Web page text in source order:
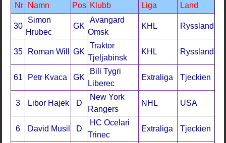
Nr Namn Pos Klubb Liga Land
30
Simon
Hrubec
GK
Avangard
Omsk
KHL Ryssland
35 Roman Will GK
Traktor
Tjeljabinsk
KHL Ryssland
61 Petr Kvaca GK
Bili Tygri
Liberec
Extraliga Tjeckien
3 Libor Hajek D
New York
Rangers
NHL USA
6 David Musil D
HC Ocelari
Trinec
Extraliga Tjeckien